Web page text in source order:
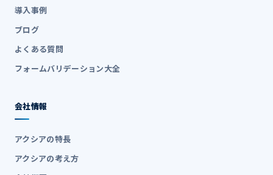
導入事例
ブログ
よくある質問
フォームバリデーション大全
会社情報
アクシアの特長
アクシアの考え方